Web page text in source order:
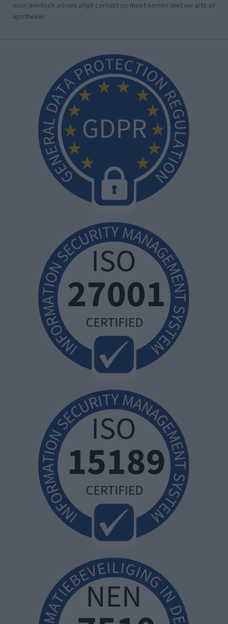
voor medisch advies altijd contact op moet nemen met uw arts of
apotheker.